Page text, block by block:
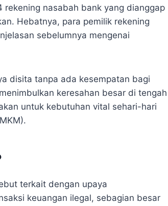
nasabah bank yang dianggap
Hebatnya, para pemilik rekening
sebelumnya mengenai
disita tanpa ada kesempatan bagi
keresahan besar di tengah
untuk kebutuhan vital sehari-hari
terkait dengan upaya
keuangan ilegal, sebagian besar